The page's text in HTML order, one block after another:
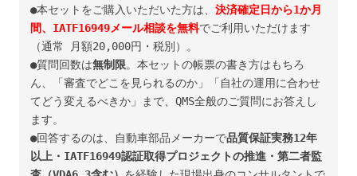
票】
No.5-
006-
IATF16949_6
●本セットをご購入いただいた方は、決済確定日から1か月
間、IATF16949メール相談を無料でご利用いただけます
（通常 月額20,000円・税別）。
●質問回数は無制限。本セットの帳票の書き方はもちろ
ん、「審査でどこを見られるのか」「自社の運用に合わせ
てどう変えるべきか」まで、QMS全般のご質問にお答えし
ます。
●回答するのは、自動車部品メーカーで品質保証実務12年
以上・IATF16949認証取得プロジェクトの推進・第二者監